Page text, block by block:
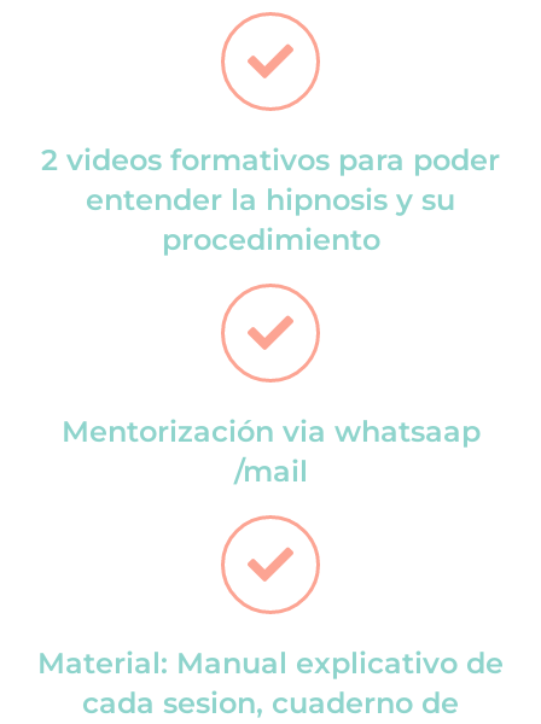
2 videos formativos para poder
entender la hipnosis y su
procedimiento
Mentorización via whatsaap
/mail
Material: Manual explicativo de
cada sesion, cuaderno de